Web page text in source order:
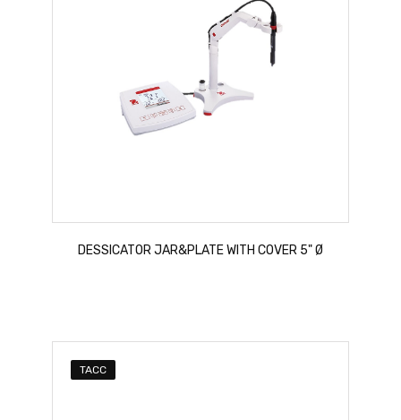
DESSICATOR JAR&PLATE WITH COVER 5" Ø
TACC